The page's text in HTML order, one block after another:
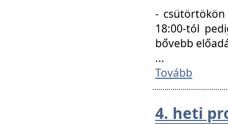
- csütörtökön
18:00-tól
bővebb
...
Tovább
4. heti